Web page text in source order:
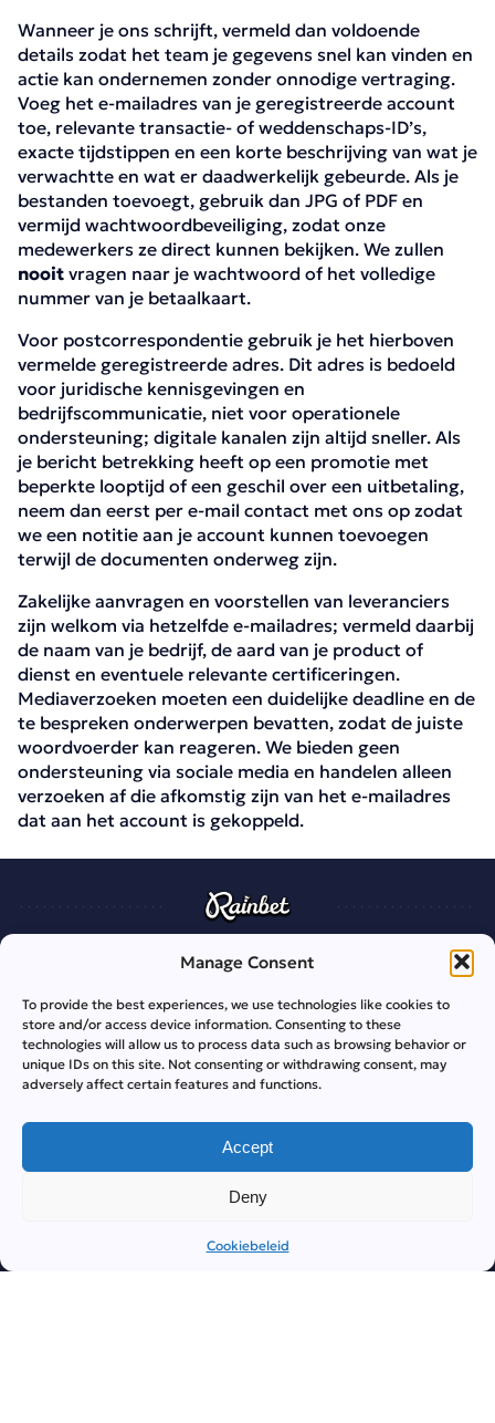
Manage Consent
To provide the best experiences, we use technologies like cookies to
store and/or access device information. Consenting to these
technologies will allow us to process data such as browsing behavior or
unique IDs on this site. Not consenting or withdrawing consent, may
adversely affect certain features and functions.
Accept
Deny
Cookiebeleid
Wanneer je ons schrijft, vermeld dan voldoende
details zodat het team je gegevens snel kan vinden en
actie kan ondernemen zonder onnodige vertraging.
Voeg het e-mailadres van je geregistreerde account
toe, relevante transactie- of weddenschaps-ID’s,
exacte tijdstippen en een korte beschrijving van wat je
verwachtte en wat er daadwerkelijk gebeurde. Als je
bestanden toevoegt, gebruik dan JPG of PDF en
vermijd wachtwoordbeveiliging, zodat onze
medewerkers ze direct kunnen bekijken. We zullen
nooit vragen naar je wachtwoord of het volledige
nummer van je betaalkaart.
Voor postcorrespondentie gebruik je het hierboven
vermelde geregistreerde adres. Dit adres is bedoeld
voor juridische kennisgevingen en
bedrijfscommunicatie, niet voor operationele
ondersteuning; digitale kanalen zijn altijd sneller. Als
je bericht betrekking heeft op een promotie met
beperkte looptijd of een geschil over een uitbetaling,
neem dan eerst per e-mail contact met ons op zodat
we een notitie aan je account kunnen toevoegen
terwijl de documenten onderweg zijn.
Zakelijke aanvragen en voorstellen van leveranciers
zijn welkom via hetzelfde e-mailadres; vermeld daarbij
de naam van je bedrijf, de aard van je product of
dienst en eventuele relevante certificeringen.
Mediaverzoeken moeten een duidelijke deadline en de
te bespreken onderwerpen bevatten, zodat de juiste
woordvoerder kan reageren. We bieden geen
ondersteuning via sociale media en handelen alleen
verzoeken af die afkomstig zijn van het e-mailadres
dat aan het account is gekoppeld.
Contacten | Casinorainbet.com
November 4, 2025
November 4, 2025
© 2026 Сasinorainbet.com — Alle rechten voorbehouden. 18+
RBGAMING N.V.